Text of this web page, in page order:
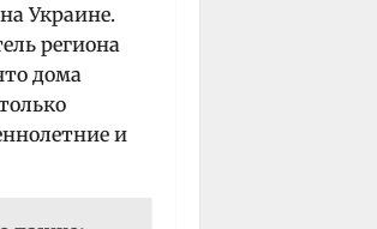
Украине.
региона
дома
и